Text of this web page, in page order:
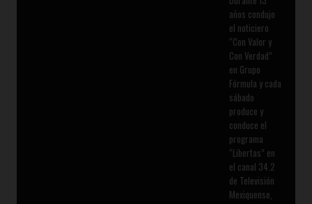
años condujo
el noticiero
“Con Valor y
Con Verdad”
en Grupo
Fórmula y cada
sábado
produce y
conduce el
programa
“Libertas” en
el canal 34.2
de Televisión
Mexiquense,